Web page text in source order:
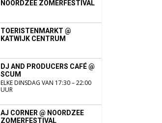
NOORDZEE ZOMERFESTIVAL
TOERISTENMARKT @
KATWIJK CENTRUM
DJ AND PRODUCERS CAFÉ @
SCUM
ELKE DINSDAG VAN 17:30 – 22:00
UUR
AJ CORNER @ NOORDZEE
ZOMERFESTIVAL